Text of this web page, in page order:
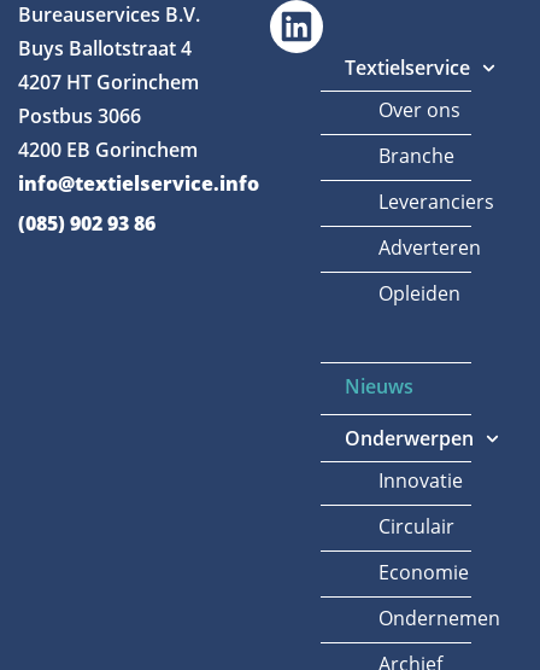
Bureauservices B.V.
Buys Ballotstraat 4
4207 HT Gorinchem
Postbus 3066
4200 EB Gorinchem
info@textielservice.info
(085) 902 93 86
Textielservice
Over ons
Branche
Leveranciers
Adverteren
Opleiden
Nieuws
Onderwerpen
Innovatie
Circulair
Economie
Ondernemen
Archief